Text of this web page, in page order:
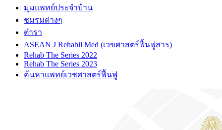
มุมแพทย์ประจำบ้าน
ชมรมต่างๆ
ตำรา
ASEAN J Rehabil Med (เวขศาสตร์ฟื้นฟูสาร)
Rehab The Series 2022
Rehab The Series 2023
ค้นหาแพทย์เวชศาสตร์ฟื้นฟู